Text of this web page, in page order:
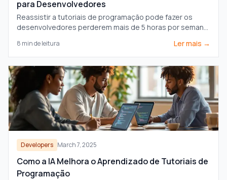
para Desenvolvedores
Reassistir a tutoriais de programação pode fazer os
desenvolvedores perderem mais de 5 horas por semana.
aprendizado e aumentar a produtividade.
8 min de leitura Ler mais →
Developers March 7, 2025
Como a IA Melhora o Aprendizado de Tutoriais de
Programação